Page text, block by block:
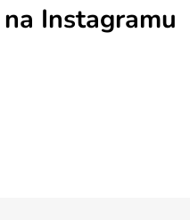
Instagramu